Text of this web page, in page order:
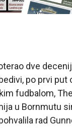
dve
po prvi put
fudbalom,
u Bornmutu
rad